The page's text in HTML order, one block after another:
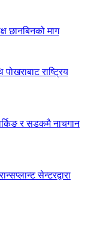
छानबिनको माग
पोखराबाट राष्ट्रिय
र सडकमै नाचगान
सेन्टरद्वारा